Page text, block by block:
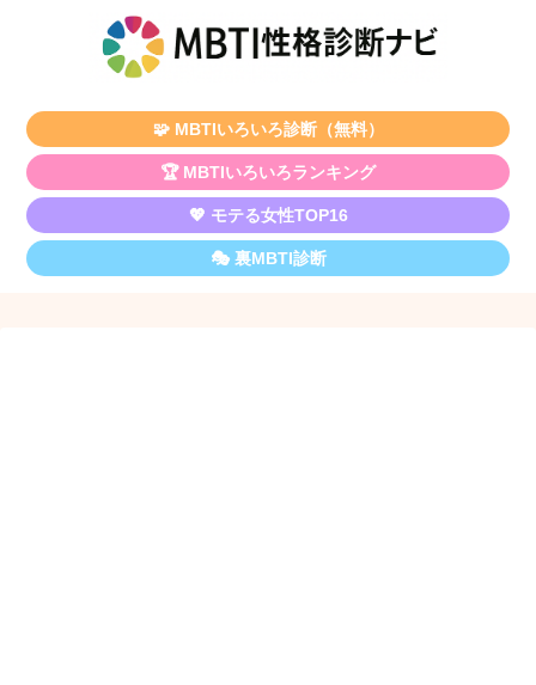
🧩 MBTIいろいろ診断（無料）
🏆 MBTIいろいろランキング
💖 モテる女性TOP16
🎭 裏MBTI診断